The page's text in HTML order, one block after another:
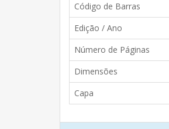
Código de Barras
Edição / Ano
Número de Páginas
Dimensões
Capa